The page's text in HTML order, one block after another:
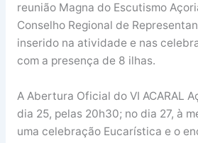
reunião Magna do Escutismo
Conselho Regional de
inserido na atividade e nas
com a presença de 8 ilhas.
A Abertura Oficial do VI ACARAL
dia 25, pelas 20h30; no dia 27, à
uma celebração Eucarística e o